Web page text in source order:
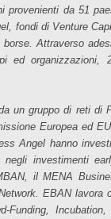
provenienti da 51
fondi di Venture
Attraverso
ed organizzazioni,
un gruppo di reti di
Europea ed
Angel hanno
investimenti
il MENA
EBAN lavora
Funding,